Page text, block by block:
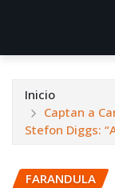
Inicio
Captan a
Stefon Diggs:
FARANDULA